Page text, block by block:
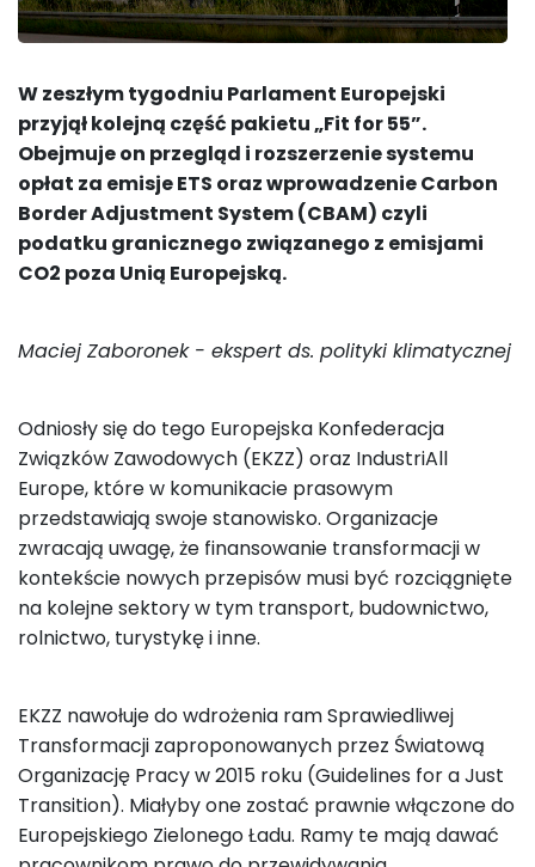
W zeszłym tygodniu Parlament Europejski
przyjął kolejną część pakietu „Fit for 55”.
Obejmuje on przegląd i rozszerzenie systemu
opłat za emisje ETS oraz wprowadzenie Carbon
Border Adjustment System (CBAM) czyli
podatku granicznego związanego z emisjami
CO2 poza Unią Europejską.
Maciej Zaboronek - ekspert ds. polityki klimatycznej
Odniosły się do tego Europejska Konfederacja
Związków Zawodowych (EKZZ) oraz IndustriAll
Europe, które w komunikacie prasowym
przedstawiają swoje stanowisko. Organizacje
zwracają uwagę, że finansowanie transformacji w
kontekście nowych przepisów musi być rozciągnięte
na kolejne sektory w tym transport, budownictwo,
rolnictwo, turystykę i inne.
EKZZ nawołuje do wdrożenia ram Sprawiedliwej
Transformacji zaproponowanych przez Światową
Organizację Pracy w 2015 roku (Guidelines for a Just
Transition). Miałyby one zostać prawnie włączone do
Europejskiego Zielonego Ładu. Ramy te mają dawać